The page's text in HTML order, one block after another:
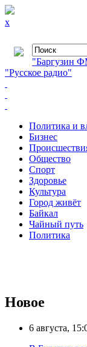
x
"Баргузин
"Русское радио"
Политика и
Бизнес
Общество
Cпорт
Здоровье
Культура
Город живёт
Байкал
Чайный путь
Политика
Новое
6 августа,